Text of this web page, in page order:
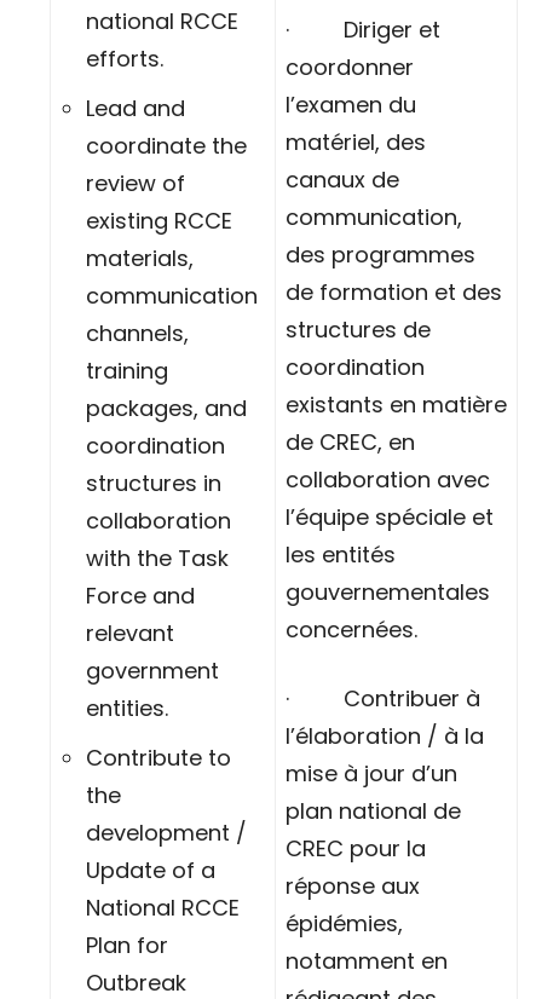
national RCCE
efforts.
Lead and
coordinate the
review of
existing RCCE
materials,
communication
channels,
training
packages, and
coordination
structures in
collaboration
with the Task
Force and
relevant
government
entities.
Contribute to
the
development /
Update of a
National RCCE
Plan for
Outbreak
· Diriger et
coordonner
l’examen du
matériel, des
canaux de
communication,
des programmes
de formation et des
structures de
coordination
existants en matière
de CREC, en
collaboration avec
l’équipe spéciale et
les entités
gouvernementales
concernées.
· Contribuer à
l’élaboration / à la
mise à jour d’un
plan national de
CREC pour la
réponse aux
épidémies,
notamment en